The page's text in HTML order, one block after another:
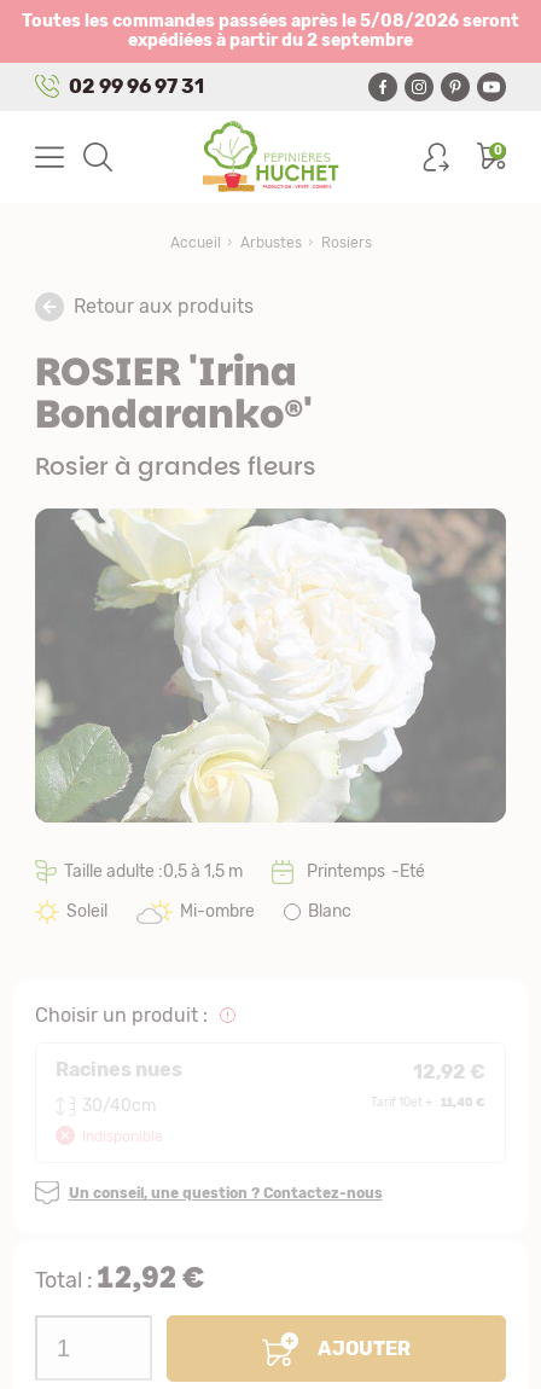
Toutes les commandes passées après le 5/08/2026 seront
expédiées à partir du 2 septembre
02 99 96 97 31
0
Accueil Arbustes Rosiers
Retour aux produits
ROSIER 'Irina
Bondaranko®'
Rosier à grandes fleurs
Taille adulte :0,5 à 1,5 m Printemps
Eté
Soleil
Mi-ombre Blanc
Choisir un produit :
Racines nues 12,92 €
30/40cm
Indisponible
Tarif 10et + :11,40 €
Un conseil, une question ? Contactez-nous
Total : 12,92 €
AJOUTER
Panneau de gestion des cookies